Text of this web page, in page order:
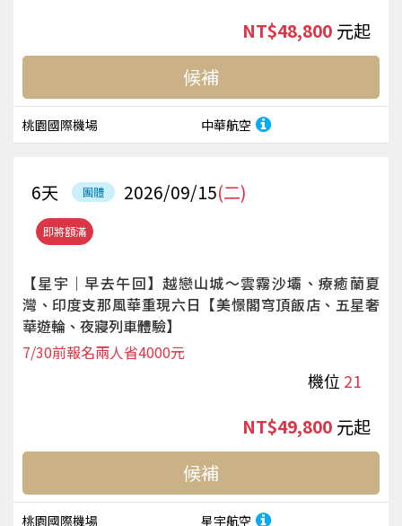
桃園國際機場 中華航空
NT$48,800 起
候補
即將額滿
團體 2026/09/15(二)
6天
【星宇｜早去午回】越戀山城～雲霧沙壩、療癒蘭夏
灣、印度支那風華重現六日【美憬閣穹頂飯店、五星奢
華遊輪、夜寢列車體驗】
機位 21
7/30前報名兩人省4000元
桃園國際機場 星宇航空
NT$49,800 起
候補